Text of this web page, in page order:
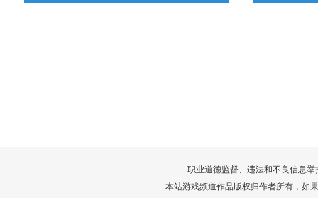
职业道德监督、违法和不良信息举
本站游戏频道作品版权归作者所有，如